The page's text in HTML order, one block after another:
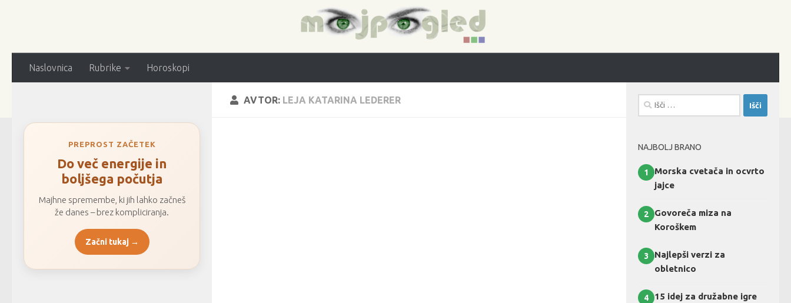
Naslovnica Rubrike Horoskopi
AVTOR: LEJA KATARINA LEDERER
PREPROST ZAČETEK
Do več energije in
boljšega počutja
Majhne spremembe, ki jih lahko začneš
že danes – brez kompliciranja.
Začni tukaj →
Išči:
NAJBOLJ BRANO
1
Morska cvetača in ocvrto
jajce
2
Govoreča miza na
Koroškem
3
Najlepši verzi za
obletnico
4
15 idej za družabne igre